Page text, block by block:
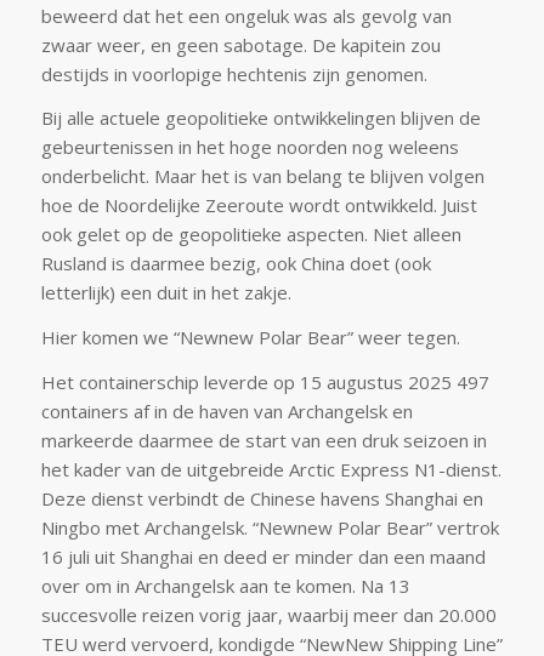
beweerd dat het een ongeluk was als gevolg van
zwaar weer, en geen sabotage. De kapitein zou
destijds in voorlopige hechtenis zijn genomen.
Bij alle actuele geopolitieke ontwikkelingen blijven de
gebeurtenissen in het hoge noorden nog weleens
onderbelicht. Maar het is van belang te blijven volgen
hoe de Noordelijke Zeeroute wordt ontwikkeld. Juist
ook gelet op de geopolitieke aspecten. Niet alleen
Rusland is daarmee bezig, ook China doet (ook
letterlijk) een duit in het zakje.
Hier komen we “Newnew Polar Bear” weer tegen.
Het containerschip leverde op 15 augustus 2025 497
containers af in de haven van Archangelsk en
markeerde daarmee de start van een druk seizoen in
het kader van de uitgebreide Arctic Express N1-dienst.
Deze dienst verbindt de Chinese havens Shanghai en
Ningbo met Archangelsk. “Newnew Polar Bear” vertrok
16 juli uit Shanghai en deed er minder dan een maand
over om in Archangelsk aan te komen. Na 13
succesvolle reizen vorig jaar, waarbij meer dan 20.000
TEU werd vervoerd, kondigde “NewNew Shipping Line”